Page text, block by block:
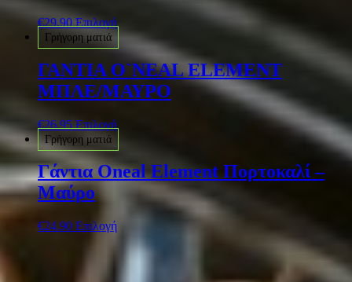
€29.90 Επιλογή
Γρήγορη ματιά
ΓΑΝΤΙΑ O`NEAL ELEMENT
ΜΠΛΕ/ΜΑΥΡΟ
€26.95 Επιλογή
Γρήγορη ματιά
Γάντια Oneal Element Πορτοκαλί –
Μαύρο
€24.90 Επιλογή